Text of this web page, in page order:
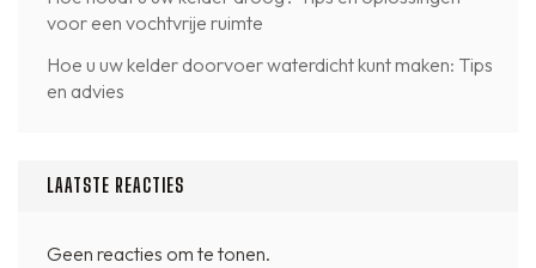
voor een vochtvrije ruimte
Hoe u uw kelder doorvoer waterdicht kunt maken: Tips
en advies
LAATSTE REACTIES
Geen reacties om te tonen.